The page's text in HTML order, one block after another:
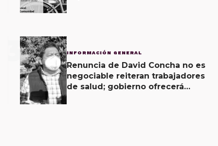
3 INFORMACIÓN GENERAL
Renuncia de David Concha no es
negociable reiteran trabajadores
de salud; gobierno ofrecerá